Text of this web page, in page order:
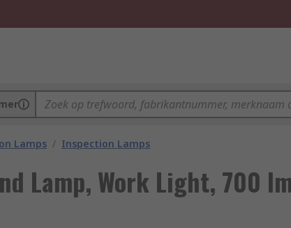
Lamps / Inspection Lamps
Lamp, Work Light, 700